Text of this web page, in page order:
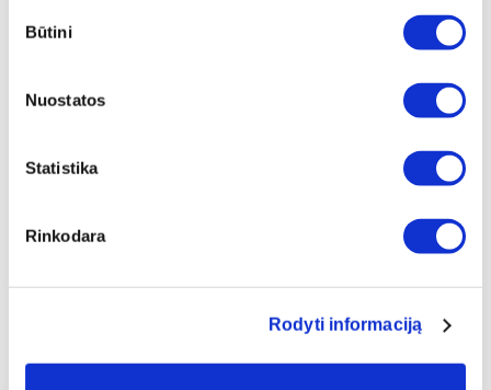
pasirinkimas
Būtini
Nuostatos
Statistika
Rinkodara
Rodyti informaciją
auksinį 2cm pločio rėmelį, kuris drobę
interjero akcentu.
Jūsų jau turimą drobę, susisiekite su